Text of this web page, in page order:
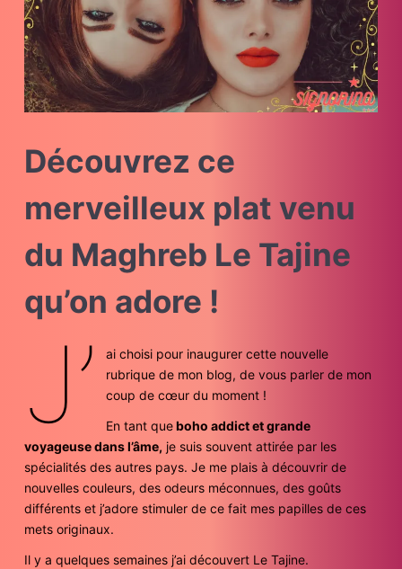
Découvrez ce
merveilleux plat venu
du Maghreb Le Tajine
qu’on adore !
J’
ai choisi pour inaugurer cette nouvelle
rubrique de mon blog, de vous parler de mon
coup de cœur du moment !
En tant queboho addict et grande
voyageuse dans l’âme, je suis souvent attirée par les
spécialités des autres pays. Je me plais à découvrir de
nouvelles couleurs, des odeurs méconnues, des goûts
différents et j’adore stimuler de ce fait mes papilles de ces
mets originaux.
Il y a quelques semaines j’ai découvert Le Tajine.